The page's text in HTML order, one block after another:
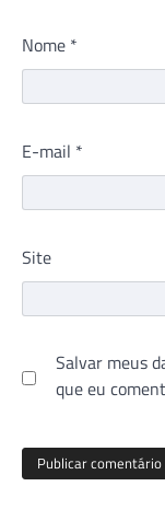
Nome *
E-mail *
Site
Salvar meus
que eu